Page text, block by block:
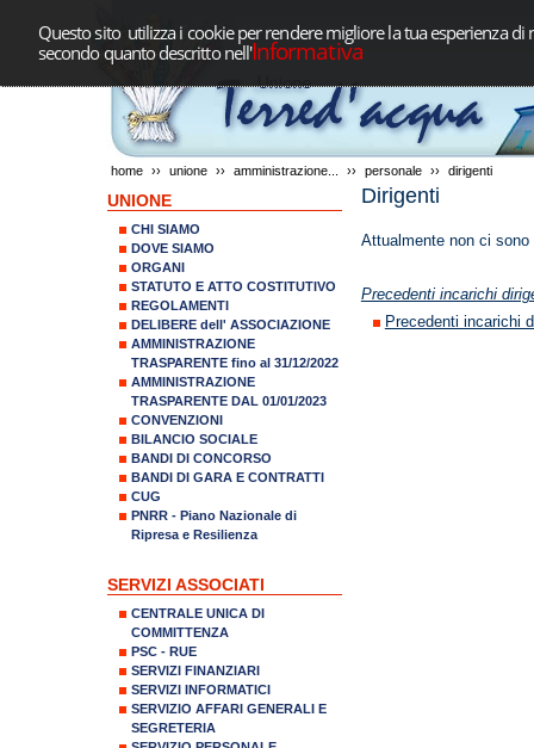
Questo sito utilizza i cookie per rendere migliore la tua esperienza
secondo quanto descritto nell'Informativa
home ›› unione ›› amministrazione... ›› personale ›› dirigenti
UNIONE
CHI SIAMO
DOVE SIAMO
ORGANI
STATUTO E ATTO COSTITUTIVO
REGOLAMENTI
DELIBERE dell' ASSOCIAZIONE
AMMINISTRAZIONE
TRASPARENTE fino al 31/12/2022
AMMINISTRAZIONE
TRASPARENTE DAL 01/01/2023
CONVENZIONI
BILANCIO SOCIALE
BANDI DI CONCORSO
BANDI DI GARA E CONTRATTI
CUG
PNRR - Piano Nazionale di
Ripresa e Resilienza
SERVIZI ASSOCIATI
CENTRALE UNICA DI
COMMITTENZA
PSC - RUE
SERVIZI FINANZIARI
SERVIZI INFORMATICI
SERVIZIO AFFARI GENERALI E
SEGRETERIA
Dirigenti
Attualmente non ci
Precedenti incarichi
Precedenti incarichi